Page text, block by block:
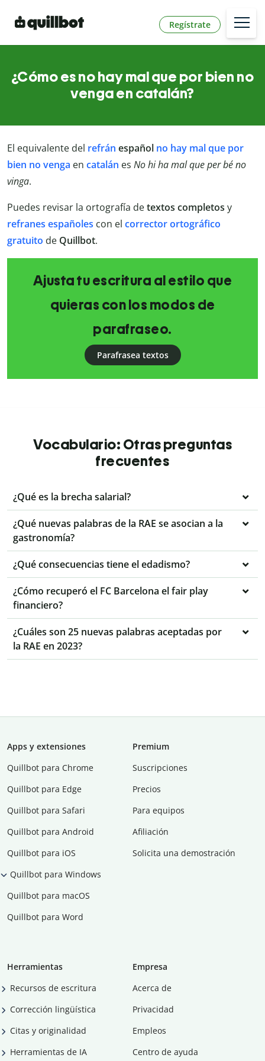
Regístrate
¿Cómo es no hay mal que por bien no
venga en catalán?
El equivalente del refrán español no hay mal que por
bien no venga en catalán es No hi ha mal que per bé no
vinga.
Puedes revisar la ortografía detextos completos y
refranes españoles con el corrector ortográfico
gratuito de Quillbot.
Ajusta tu escritura al estilo que
quieras con los modos de
parafraseo.
Parafrasea textos
Vocabulario: Otras preguntas
frecuentes
¿Qué es la brecha salarial?
¿Qué nuevas palabras de la RAE se asocian a la
gastronomía?
¿Qué consecuencias tiene el edadismo?
¿Cómo recuperó el FC Barcelona el fair play
financiero?
¿Cuáles son 25 nuevas palabras aceptadas por
la RAE en 2023?
Apps y extensiones
Quillbot para Chrome
Quillbot para Edge
Quillbot para Safari
Quillbot para Android
Quillbot para iOS
Quillbot para Windows
Quillbot para macOS
Quillbot para Word
Premium
Suscripciones
Precios
Para equipos
Afiliación
Solicita una demostración
Herramientas
Recursos de escritura
Corrección lingüística
Citas y originalidad
Herramientas de IA
Empresa
Acerca de
Privacidad
Empleos
Centro de ayuda